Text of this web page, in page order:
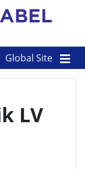
Global Site
LV